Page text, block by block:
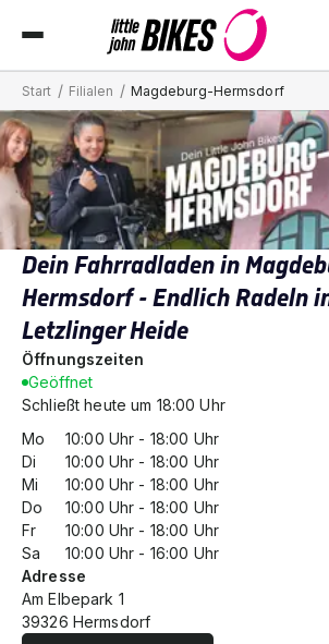
Start / Filialen / Magdeburg-Hermsdorf
Dein Fahrradladen in
Hermsdorf - Endlich Radeln
Letzlinger Heide
Öffnungszeiten
Geöffnet
Schließt heute um 18:00 Uhr
Mo
10:00 Uhr - 18:00 Uhr
Di
10:00 Uhr - 18:00 Uhr
Mi
10:00 Uhr - 18:00 Uhr
Do
10:00 Uhr - 18:00 Uhr
Fr
10:00 Uhr - 18:00 Uhr
Sa
10:00 Uhr - 16:00 Uhr
Adresse
Am Elbepark 1
39326 Hermsdorf